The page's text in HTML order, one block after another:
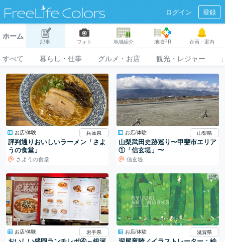
ログイン 登録
ホーム
記事 フォト 地域紹介 地域PR 企画・案内
すべて 暮らし・仕事 グルメ・お店 観光・レジャー
お店/体験 兵庫県
評判通りおいしいラーメン「さよ
うの食堂」
さようの食堂
お店/体験 山梨県
山梨武田史跡巡り〜甲斐市エリア
①「信玄堤」〜
信玄堤
お店/体験 岩手県
公式
お店/体験 滋賀県